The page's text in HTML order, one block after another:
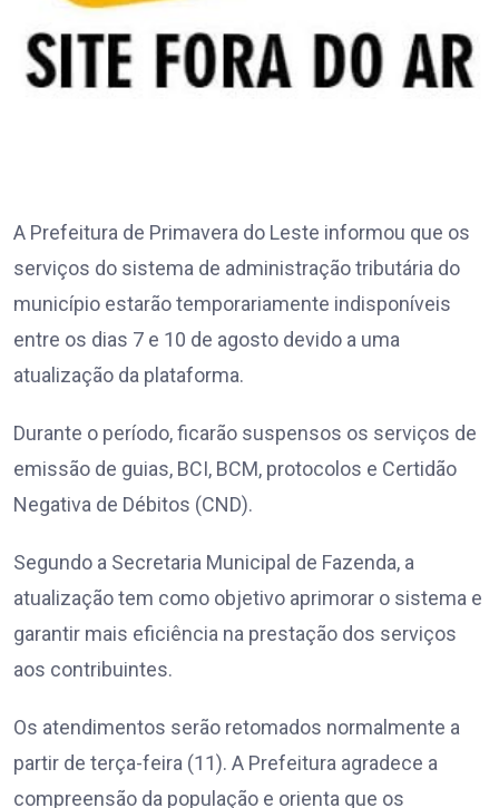
A Prefeitura de Primavera do Leste informou que os
serviços do sistema de administração tributária do
município estarão temporariamente indisponíveis
entre os dias 7 e 10 de agosto devido a uma
atualização da plataforma.
Durante o período, ficarão suspensos os serviços de
emissão de guias, BCI, BCM, protocolos e Certidão
Negativa de Débitos (CND).
Segundo a Secretaria Municipal de Fazenda, a
atualização tem como objetivo aprimorar o sistema e
garantir mais eficiência na prestação dos serviços
aos contribuintes.
Os atendimentos serão retomados normalmente a
partir de terça-feira (11). A Prefeitura agradece a
compreensão da população e orienta que os